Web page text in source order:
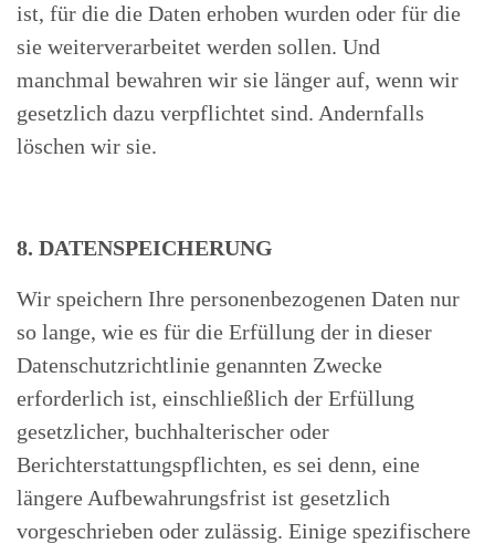
ist, für die die Daten erhoben wurden oder für die
sie weiterverarbeitet werden sollen. Und
manchmal bewahren wir sie länger auf, wenn wir
gesetzlich dazu verpflichtet sind. Andernfalls
löschen wir sie.
8. DATENSPEICHERUNG
Wir speichern Ihre personenbezogenen Daten nur
so lange, wie es für die Erfüllung der in dieser
Datenschutzrichtlinie genannten Zwecke
erforderlich ist, einschließlich der Erfüllung
gesetzlicher, buchhalterischer oder
Berichterstattungspflichten, es sei denn, eine
längere Aufbewahrungsfrist ist gesetzlich
vorgeschrieben oder zulässig. Einige spezifischere